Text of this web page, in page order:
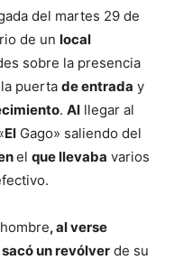
del martes 29 de
de un local
sobre la presencia
puerta de entrada y
. Al llegar al
El Gago» saliendo del
el que llevaba varios
, al verse
sacó un revólver de su